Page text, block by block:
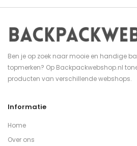
Ben je op zoek naar mooie en handige
topmerken? Op Backpackwebshop.nl
producten van verschillende webshops.
Informatie
Home
Over ons